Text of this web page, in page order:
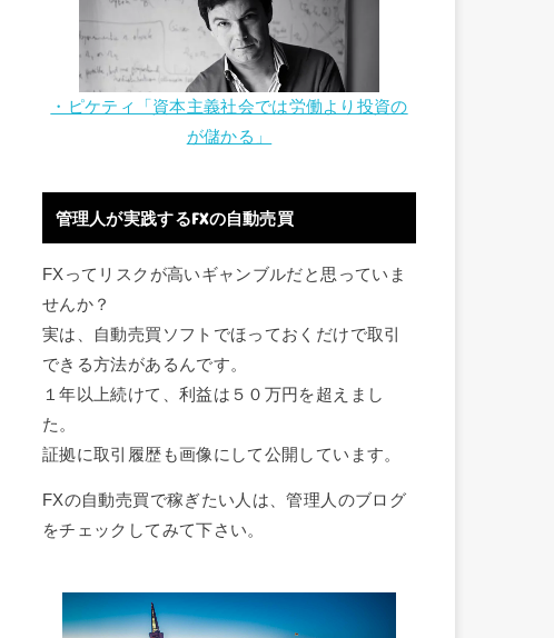
・ピケティ「資本主義社会では労働より投資の
が儲かる」
管理人が実践するFXの自動売買
FXってリスクが高いギャンブルだと思っていま
せんか？
実は、自動売買ソフトでほっておくだけで取引
できる方法があるんです。
１年以上続けて、利益は５０万円を超えまし
た。
証拠に取引履歴も画像にして公開しています。
FXの自動売買で稼ぎたい人は、管理人のブログ
をチェックしてみて下さい。